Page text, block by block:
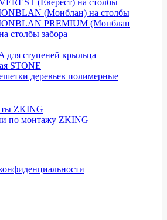
(Еверест) на столбы
(Монблан) на столбы
PREMIUM (Монблан
столбы забора
для ступеней крыльца
STONE
деревьев полимерные
ZKING
по монтажу ZKING